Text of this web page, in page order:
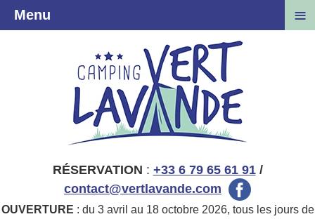
RÉSERVATION : +33 6 79 65 61 91/
contact@vertlavande.com
OUVERTURE : du 3 avril au 18 octobre 2026, tous les jours de
Menu ≡